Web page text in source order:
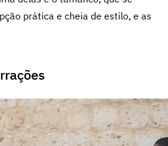
prática e cheia de estilo, e as